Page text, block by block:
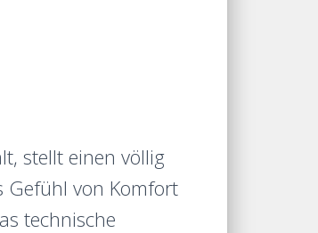
stellt einen völlig
Gefühl von Komfort
technische